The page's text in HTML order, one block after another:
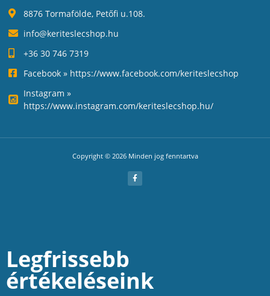
8876 Tormafölde, Petőfi u.108.
info@keriteslecshop.hu
+36 30 746 7319
Facebook » https://www.facebook.com/keriteslecshop
Instagram »
https://www.instagram.com/keriteslecshop.hu/
Copyright © 2026 Minden jog fenntartva
Legfrissebb
értékeléseink